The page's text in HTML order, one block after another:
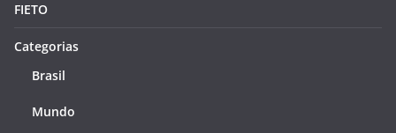
FIETO
Categorias
Brasil
Mundo